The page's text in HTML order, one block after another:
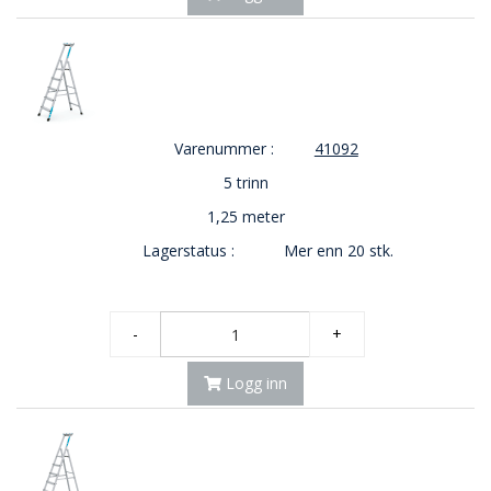
Varenummer :
41092
5 trinn
1,25 meter
Lagerstatus :
Mer enn 20 stk.
- +
Logg inn